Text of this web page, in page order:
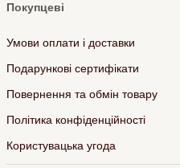
Покупцеві
Умови оплати і доставки
Подарункові сертифікати
Повернення та обмін товару
Політика конфіденційності
Користувацька угода